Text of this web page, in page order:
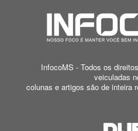
InfocoMS - Todos os
veiculadas
colunas e artigos são de inteira